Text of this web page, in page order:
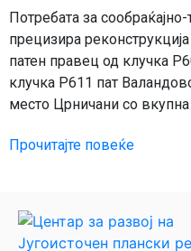
Потребата за
прецизира
патен правец од клучка
клучка P611 пат
место Црничани со вкупна
Прочитајте повеќе